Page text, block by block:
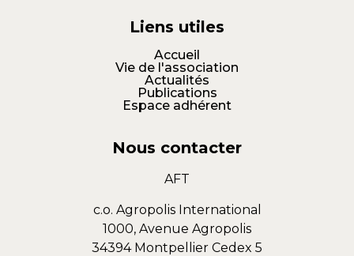
Liens utiles
Accueil
Vie de l'association
Actualités
Publications
Espace adhérent
Nous contacter
AFT
c.o. Agropolis International
1000, Avenue Agropolis
34394 Montpellier Cedex 5